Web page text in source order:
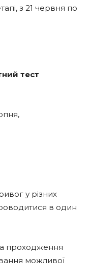
з 21 червня по
тест
у різних
в один
проходження
можливої